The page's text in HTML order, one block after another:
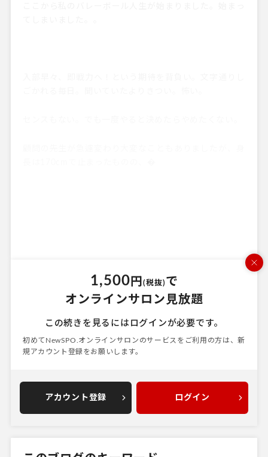
1,500 円 (税抜) で
オンラインサロン見放題
この続きを見るにはログインが必要です。
初めてNewSPO.オンラインサロンのサービスをご利用の方は、新
規アカウント登録をお願いします。
アカウント登録 ログイン